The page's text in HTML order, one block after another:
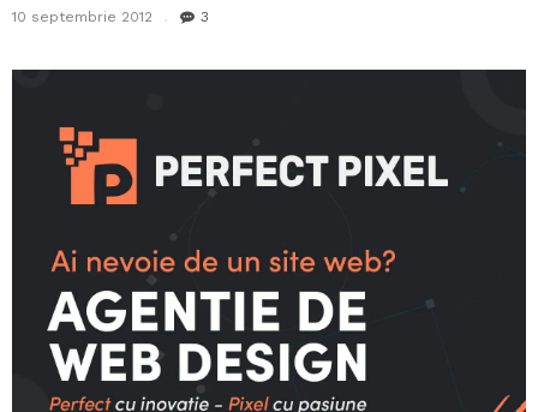
10 septembrie 2012 3